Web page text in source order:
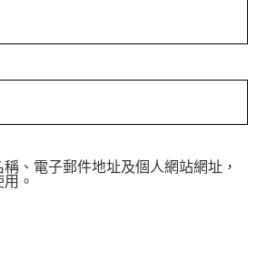
、電子郵件地址及個人網站網址，
。